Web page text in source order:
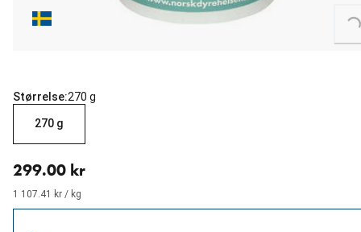
Loading...
Størrelse:270 g
270 g
299.00 kr
1 107.41 kr / kg